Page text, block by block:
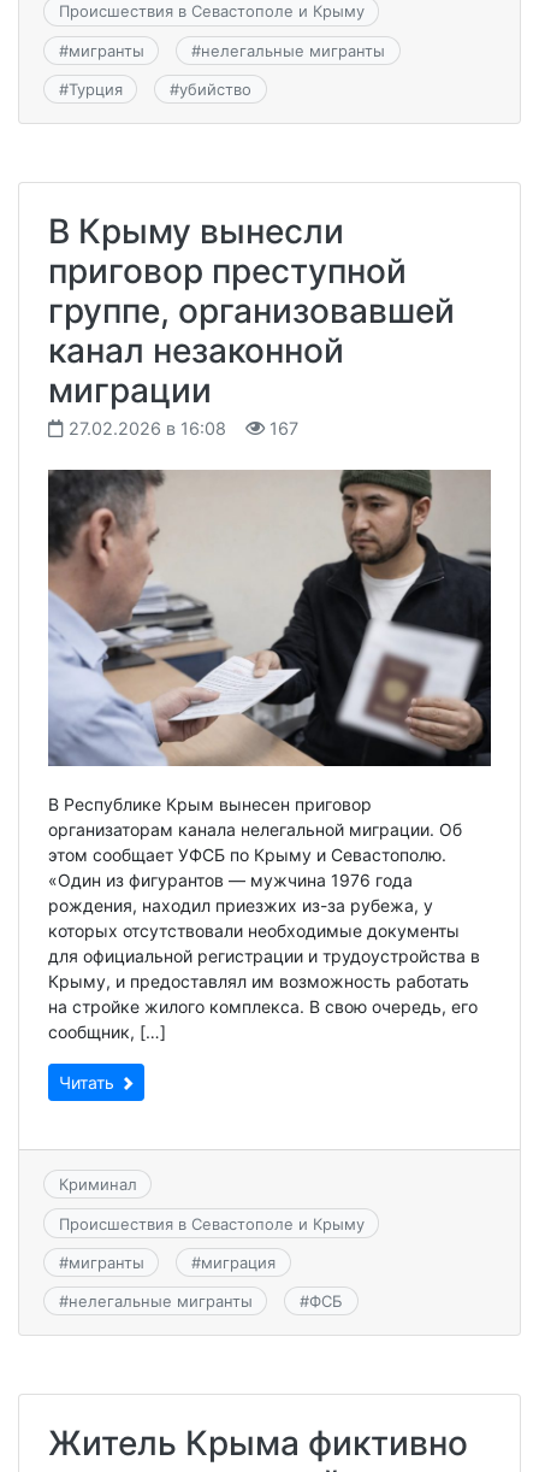
Происшествия в Севастополе и Крыму
#мигранты #нелегальные мигранты
#Турция #убийство
В Крыму вынесли
приговор преступной
группе, организовавшей
канал незаконной
миграции
27.02.2026 в 16:08 167
В Республике Крым вынесен приговор
организаторам канала нелегальной миграции. Об
этом сообщает УФСБ по Крыму и Севастополю.
«Один из фигурантов — мужчина 1976 года
рождения, находил приезжих из-за рубежа, у
которых отсутствовали необходимые документы
для официальной регистрации и трудоустройства в
Крыму, и предоставлял им возможность работать
на стройке жилого комплекса. В свою очередь, его
сообщник, […]
Читать
Криминал
Происшествия в Севастополе и Крыму
#мигранты #миграция
#нелегальные мигранты #ФСБ
Житель Крыма фиктивно